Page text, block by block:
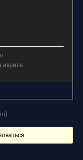
иврите…..